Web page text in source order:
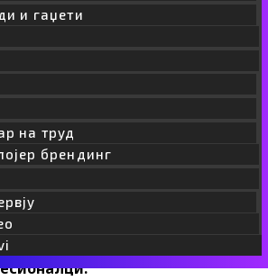
и гаџети
на труд
брендинг
5 иновативни стартапи кои
во екосистемот за
на ваков тип на
е од голема важност за
просперитет и
на вработеност кај
кое позитивно влијае врз
иселување на истите. Ние
Македонија ќе
да им креираме
за влез во стартап светот
заинтересирани